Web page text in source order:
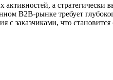
а стратегически
B2B-рынке требует
заказчиками, что